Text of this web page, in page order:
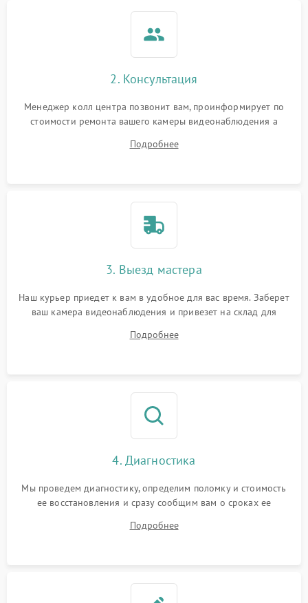
2. Консультация
Менеджер колл центра позвонит вам, проинформирует по
стоимости ремонта вашего камеры видеонаблюдения а
Подробнее
3. Выезд мастера
Наш курьер приедет к вам в удобное для вас время. Заберет
ваш камера видеонаблюдения и привезет на склад для
Подробнее
4. Диагностика
Мы проведем диагностику, определим поломку и стоимость
ее восстановления и сразу сообщим вам о сроках ее
Подробнее